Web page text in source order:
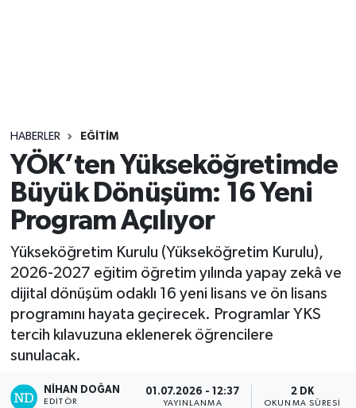
HABERLER EĞITIM
YÖK’ten Yükseköğretimde
Büyük Dönüşüm: 16 Yeni
Program Açılıyor
Yükseköğretim Kurulu (Yükseköğretim Kurulu),
2026-2027 eğitim öğretim yılında yapay zekâ ve
dijital dönüşüm odaklı 16 yeni lisans ve ön lisans
programını hayata geçirecek. Programlar YKS
tercih kılavuzuna eklenerek öğrencilere
sunulacak.
NIHAN DOĞAN
EDITÖR
01.07.2026 - 12:37
YAYINLANMA
2 DK
OKUNMA SÜRESI
Yaşam